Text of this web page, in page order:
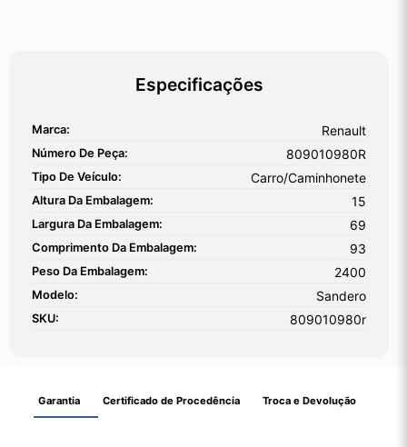
Especificações
Marca: Renault
Número De Peça: 809010980R
Tipo De Veículo: Carro/Caminhonete
Altura Da Embalagem: 15
Largura Da Embalagem: 69
Comprimento Da Embalagem: 93
Peso Da Embalagem: 2400
Modelo: Sandero
SKU: 809010980r
Garantia Certificado de Procedência Troca e Devolução